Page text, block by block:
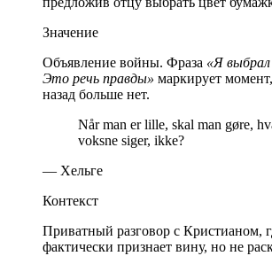
Значение
Объявление войны. Фраза «Я выбрал
Это речь правды» маркирует
назад больше нет.
Når man er lille, skal man gøre,
voksne siger, ikke?
— Хельге
Контекст
Приватный разговор с Кристианом,
фактически признает вину, но не